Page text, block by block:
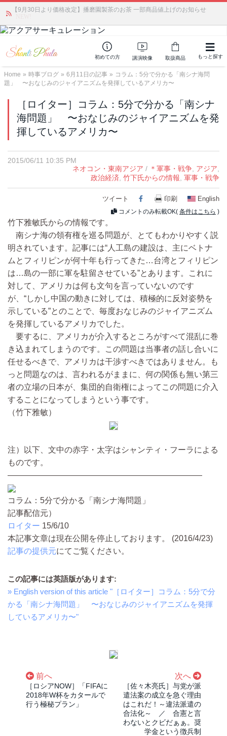
【9月30日より価格改定】播磨園製茶のお茶 一部商品値上げのお知らせ
かつて愛されていた人気商品が復活！夏場に活躍するジェルクリーム「アク
初めての方 講演映像 取扱商品 もっと探す
Home » 時事ブログ » 6月11日の記事 » コラム：5分で分かる「南シナ海問
題」 〜おなじみのジャイアニズムを発揮しているアメリカ〜
［ロイター］コラム：5分で分かる「南シナ
海問題」 〜おなじみのジャイアニズムを発
揮しているアメリカ〜
2015/06/11 10:35 PM
ネオコン・東南アジア / ＊軍事・戦争 アジア
政治経済 竹下氏からの情報 軍事・戦争
ツイート Facebook
印刷 English
コメントのみ転載OK( 条件はこちら )
竹下雅敏氏からの情報です。
南シナ海の領有権を巡る問題が、とてもわかりやすく説
明されています。記事には“人工島の建設は、主にベトナ
ムとフィリピンが何十年も行ってきた…台湾とフィリピン
は…島の一部に軍を駐留させている”とあります。これに
対して、アメリカは何も文句を言っていないのです
が、“しかし中国の動きに対しては、積極的に反対姿勢を
示している”とのことで、毎度おなじみのジャイアニズム
を発揮しているアメリカでした。
要するに、アメリカが介入するところがすべて混乱に巻
き込まれてしまうのです。この問題は当事者の話し合いに
任せるべきで、アメリカは干渉すべきではありません。も
っと問題なのは、言われるがままに、何の関係も無い第三
者の立場の日本が、集団的自衛権によってこの問題に介入
することになってしまうという事です。
（竹下雅敏）
注）以下、文中の赤字・太字はシャンティ・フーラによる
ものです。
————————————————————————
コラム：5分で分かる「南シナ海問題」
記事配信元）
ロイター 15/6/10
本記事文章は現在公開を停止しております。 (2016/4/23)
記事の提供元にてご覧ください。
この記事には英語版があります:
» English version of this article "［ロイター］コラム：5分で分
かる「南シナ海問題」 〜おなじみのジャイアニズムを発揮
しているアメリカ〜"
前へ
［ロシアNOW］「FIFAに
2018年W杯をカタールで
行う極秘プラン」
次へ
［佐々木亮氏］与党が派
遣法案の成立を急ぐ理由
はこれだ！～違法派遣の
合法化～ ／ 合憲と言
わないとクビだぁぁ。奨
学金という徴兵制